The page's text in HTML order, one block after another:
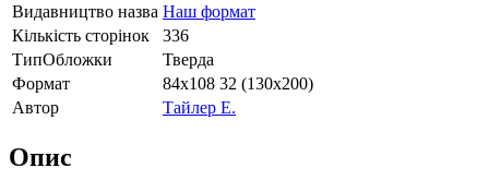
Видавництво назва Наш формат
Кількість сторінок
336
ТипОбложки
Тверда
Формат
84х108 32 (130х200)
Автор
Тайлер Е.
Опис